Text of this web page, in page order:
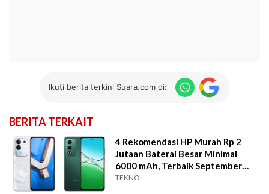
Ikuti berita terkini Suara.com di:
BERITA TERKAIT
4 Rekomendasi HP Murah Rp 2
Jutaan Baterai Besar Minimal
6000 mAh, Terbaik September
2025
TEKNO